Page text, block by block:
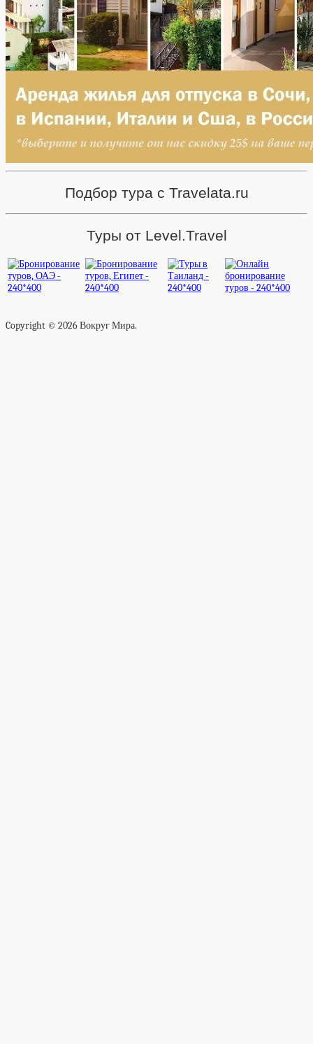
Подбор тура с Travelata.ru
Туры от Level.Travel
Copyright © 2026 Вокруг Мира.